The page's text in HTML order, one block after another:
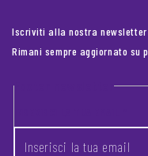
Iscriviti alla nostra newsletter
Rimani sempre aggiornato su
Footer newsletter